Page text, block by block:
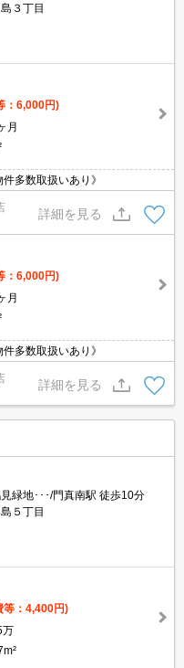
３丁目
：6,000円)
月
多数取扱いあり》
詳細を見る
：6,000円)
月
多数取扱いあり》
詳細を見る
緑地･･･/門真南駅 徒歩10分
５丁目
等：4,400円)
万